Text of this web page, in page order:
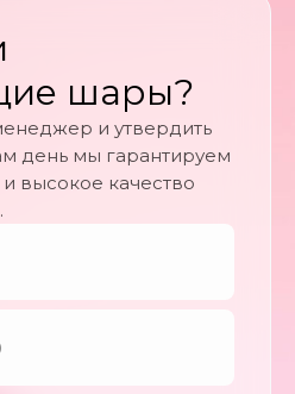
шары?
и утвердить
день мы гарантируем
высокое качество